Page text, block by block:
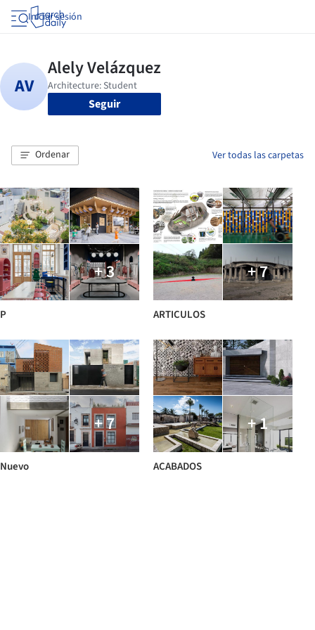
Iniciar sesión
Seguir
Ordenar Ver todas las carpetas
+ 3
P
+ 7
ARTICULOS
+ 7
Nuevo
+ 1
ACABADOS